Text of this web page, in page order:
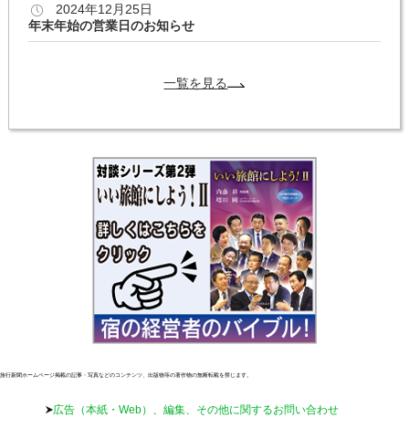
2024年12月25日
年末年始の営業日のお知らせ
一覧を見る
旅行新聞ホームページ掲載の記事・写真などのコンテンツ、出版物等の著作物の無断転載を禁じます。
広告（本紙・Web）、編集、その他に関するお問い合わせ